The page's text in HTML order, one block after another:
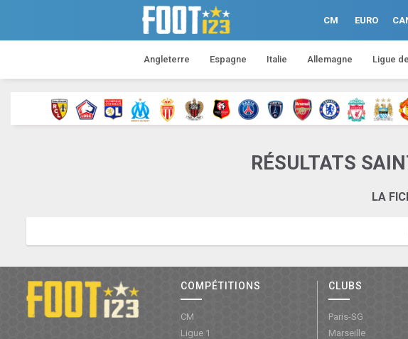
CM EURO
Angleterre Espagne Italie Allemagne Ligue
RÉSULTATS
LA
COMPÉTITIONS
CM
Ligue 1
CLUBS
Paris-SG
Marseille